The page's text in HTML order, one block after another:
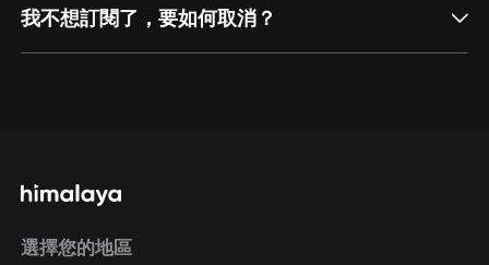
我不想訂閱了，要如何取消？
選擇您的地區